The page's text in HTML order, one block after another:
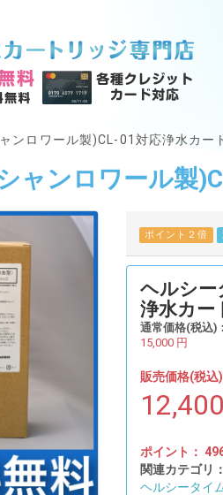
ンロワール製)CL-01対応浄水カー
ャンロワール製
ポイント２倍
ヘルシー
浄水カー
通常価格(税込)：
15,000 円
販売価格(税込)
12,400
ポイント：
関連カテゴリ：
ヘルシータイ